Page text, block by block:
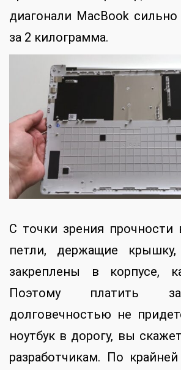
диагонали MacBook сильно
за 2 килограмма.
С точки зрения прочности
петли, держащие
закреплены в корпусе,
Поэтому платить
долговечностью не
ноутбук в дорогу, вы
разработчикам. По